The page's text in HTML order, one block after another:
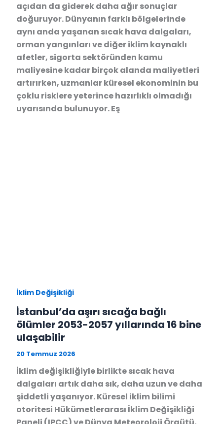
açıdan da giderek daha ağır sonuçlar
doğuruyor. Dünyanın farklı bölgelerinde
aynı anda yaşanan sıcak hava dalgaları,
orman yangınları ve diğer iklim kaynaklı
afetler, sigorta sektöründen kamu
maliyesine kadar birçok alanda maliyetleri
artırırken, uzmanlar küresel ekonominin bu
çoklu risklere yeterince hazırlıklı olmadığı
uyarısında bulunuyor. Eş
İklim Değişikliği
İstanbul’da aşırı sıcağa bağlı
ölümler 2053-2057 yıllarında 16 bine
ulaşabilir
20 Temmuz 2026
İklim değişikliğiyle birlikte sıcak hava
dalgaları artık daha sık, daha uzun ve daha
şiddetli yaşanıyor. Küresel iklim bilimi
otoritesi Hükümetlerarası İklim Değişikliği